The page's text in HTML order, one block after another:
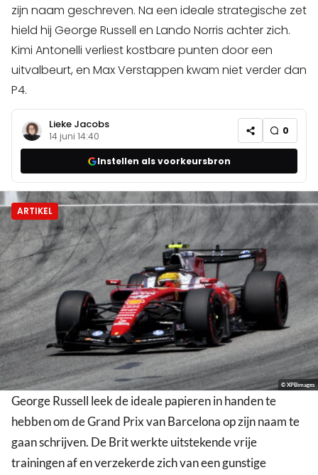
zijn naam geschreven. Na een ideale strategische zet
hield hij George Russell en Lando Norris achter zich.
Kimi Antonelli verliest kostbare punten door een
uitvalbeurt, en Max Verstappen kwam niet verder dan
P4.
Lieke Jacobs
14 juni 14:40 0
Instellen als voorkeursbron
ARTIKEL
© XPBimages
George Russell leek de ideale papieren in handen te
hebben om de Grand Prix van Barcelona op zijn naam te
gaan schrijven. De Brit werkte uitstekende vrije
trainingen af en verzekerde zich van een gunstige